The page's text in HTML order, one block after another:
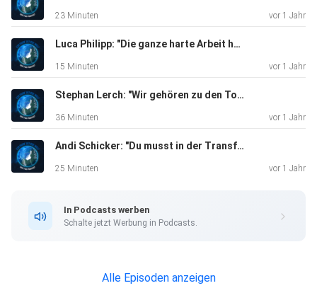
23 Minuten vor 1 Jahr
Luca Philipp: "Die ganze harte Arbeit hat sich gelohnt"
15 Minuten vor 1 Jahr
Stephan Lerch: "Wir gehören zu den Top 5“
36 Minuten vor 1 Jahr
Andi Schicker: "Du musst in der Transferphase immer die Ruhe bewahren“
25 Minuten vor 1 Jahr
In Podcasts werben
Schalte jetzt Werbung in Podcasts.
Alle Episoden anzeigen